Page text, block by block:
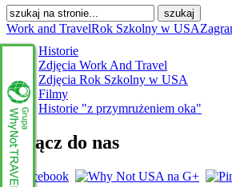
Work and TravelRok Szkolny w USA
Historie
Zdjęcia Work And Travel
Zdjęcia Rok Szkolny w USA
Filmy
Historie "z przymrużeniem oka"
Dołącz do nas